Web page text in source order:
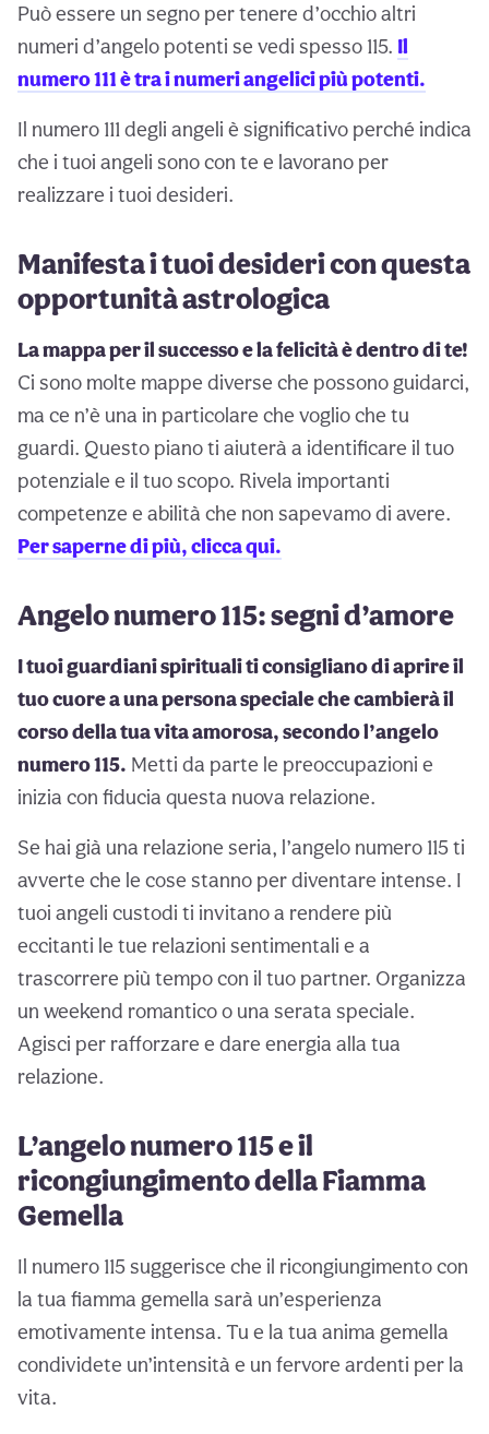
Può essere un segno per tenere d’occhio altri
numeri d’angelo potenti se vedi spesso 115. Il
numero 111 è tra i numeri angelici più potenti.
Il numero 111 degli angeli è significativo perché indica
che i tuoi angeli sono con te e lavorano per
realizzare i tuoi desideri.
Manifesta i tuoi desideri con questa
opportunità astrologica
La mappa per il successo e la felicità è dentro di te!
Ci sono molte mappe diverse che possono guidarci,
ma ce n’è una in particolare che voglio che tu
guardi. Questo piano ti aiuterà a identificare il tuo
potenziale e il tuo scopo. Rivela importanti
competenze e abilità che non sapevamo di avere.
Per saperne di più, clicca qui.
Angelo numero 115: segni d’amore
I tuoi guardiani spirituali ti consigliano di aprire il
tuo cuore a una persona speciale che cambierà il
corso della tua vita amorosa, secondo l’angelo
numero 115. Metti da parte le preoccupazioni e
inizia con fiducia questa nuova relazione.
Se hai già una relazione seria, l’angelo numero 115 ti
avverte che le cose stanno per diventare intense. I
tuoi angeli custodi ti invitano a rendere più
eccitanti le tue relazioni sentimentali e a
trascorrere più tempo con il tuo partner. Organizza
un weekend romantico o una serata speciale.
Agisci per rafforzare e dare energia alla tua
relazione.
L’angelo numero 115 e il
ricongiungimento della Fiamma
Gemella
Il numero 115 suggerisce che il ricongiungimento con
la tua fiamma gemella sarà un’esperienza
emotivamente intensa. Tu e la tua anima gemella
condividete un’intensità e un fervore ardenti per la
vita.